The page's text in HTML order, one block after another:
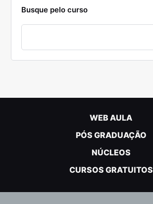
Busque pelo curso
WEB AULA
PÓS GRADUAÇÃO
NÚCLEOS
CURSOS GRATUITOS